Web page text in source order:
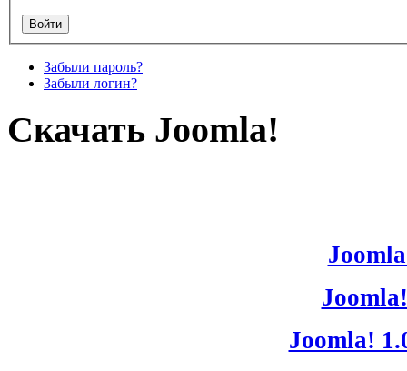
Забыли пароль?
Забыли логин?
Скачать Joomla!
Joomla!